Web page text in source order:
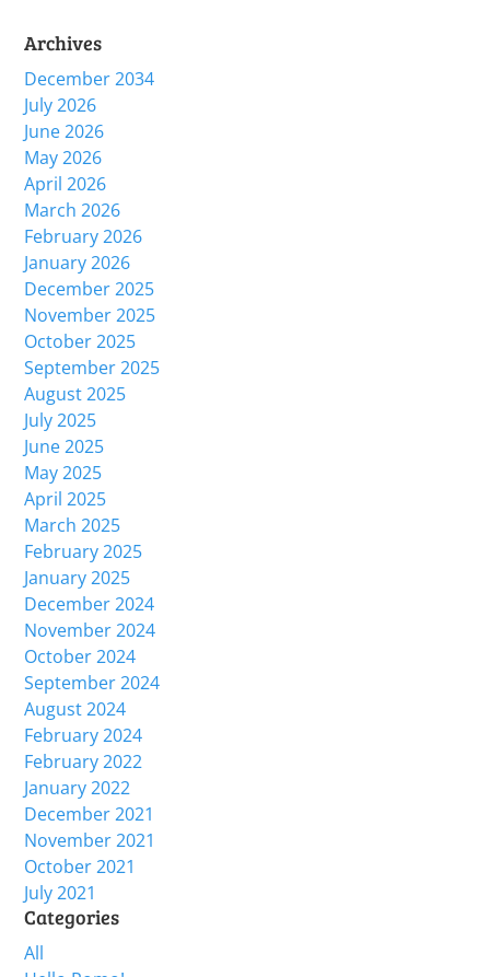
Archives
December 2034
July 2026
June 2026
May 2026
April 2026
March 2026
February 2026
January 2026
December 2025
November 2025
October 2025
September 2025
August 2025
July 2025
June 2025
May 2025
April 2025
March 2025
February 2025
January 2025
December 2024
November 2024
October 2024
September 2024
August 2024
February 2024
February 2022
January 2022
December 2021
November 2021
October 2021
July 2021
Categories
All